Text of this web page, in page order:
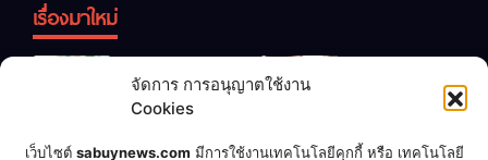
จัดการ การอนุญาตใช้งาน
Cookies
เว็บไซต์ sabuynews.com มีการใช้งานเทคโนโลยีคุกกี้ หรือ เทคโนโลยี
เรื่องมาใหม่
ทิ้ง! เปลี่ยน
เป็น “ปุ๋ย
จุลินทรีย์”
หญิง 12 ขวบ
แต่งงานกับ
เชื่อพ่อแล้ว เจ้าของคาร์